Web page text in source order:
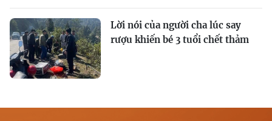
Lời nói của người cha lúc say
rượu khiến bé 3 tuổi chết thảm